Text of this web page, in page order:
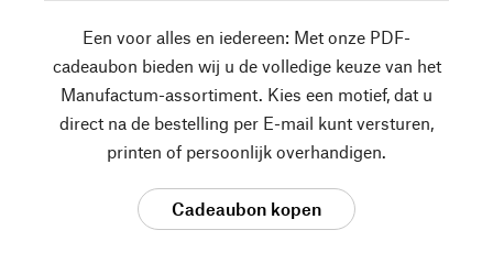
Een voor alles en iedereen: Met onze PDF-
cadeaubon bieden wij u de volledige keuze van het
Manufactum-assortiment. Kies een motief, dat u
direct na de bestelling per E-mail kunt versturen,
printen of persoonlijk overhandigen.
Cadeaubon kopen